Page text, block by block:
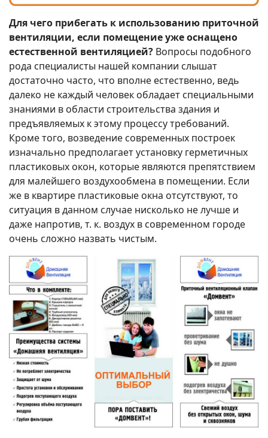
Для чего прибегать к использованию приточной
вентиляции, если помещение уже оснащено
естественной вентиляцией? Вопросы подобного
рода специалисты нашей компании слышат
достаточно часто, что вполне естественно, ведь
далеко не каждый человек обладает специальными
знаниями в области строительства здания и
предъявляемых к этому процессу требований.
Кроме того, возведение современных построек
изначально предполагает установку герметичных
пластиковых окон, которые являются препятствием
для малейшего воздухообмена в помещении. Если
же в квартире пластиковые окна отсутствуют, то
ситуация в данном случае нисколько не лучше и
даже напротив, т. к. воздух в современном городе
очень сложно назвать чистым.